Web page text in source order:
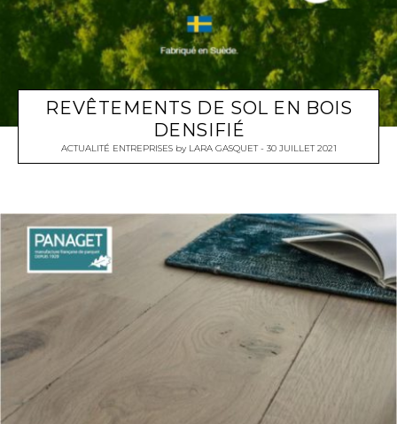
REVÊTEMENTS DE SOL EN BOIS
DENSIFIÉ
ACTUALITÉ ENTREPRISES by LARA GASQUET 30 JUILLET 2021